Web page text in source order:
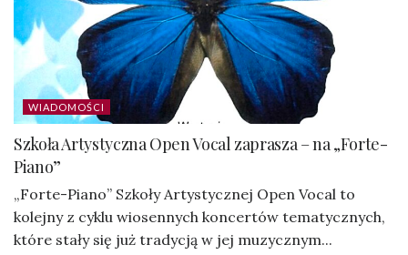
WIADOMOŚCI
Szkoła Artystyczna Open Vocal zaprasza – na „Forte-
Piano”
„Forte-Piano” Szkoły Artystycznej Open Vocal to
kolejny z cyklu wiosennych koncertów tematycznych,
które stały się już tradycją w jej muzycznym...